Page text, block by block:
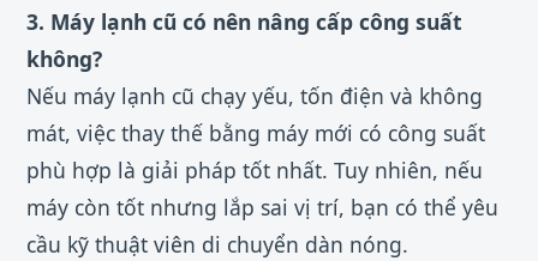
3. Máy lạnh cũ có nên nâng cấp công suất
không?
Nếu máy lạnh cũ chạy yếu, tốn điện và không
mát, việc thay thế bằng máy mới có công suất
phù hợp là giải pháp tốt nhất. Tuy nhiên, nếu
máy còn tốt nhưng lắp sai vị trí, bạn có thể yêu
cầu kỹ thuật viên di chuyển dàn nóng.